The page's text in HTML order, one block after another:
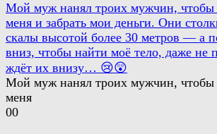
Мой муж нанял троих мужчин, чтобы
меня и забрать мои деньги. Они
скалы высотой более 30 метров — а
вниз, чтобы найти моё тело, даже не
ждёт их внизу… 😢😲
Мой муж нанял троих мужчин, чтобы
меня
00